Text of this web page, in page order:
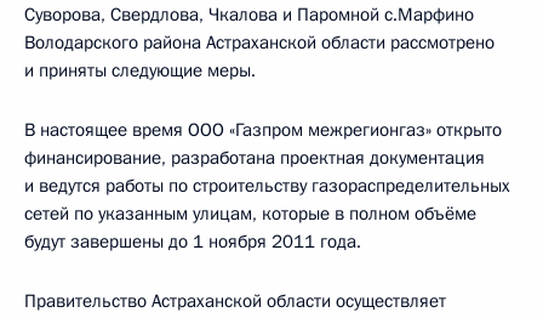
Суворова, Свердлова, Чкалова и Паромной с.Марфино
Володарского района Астраханской области рассмотрено
и приняты следующие меры.
В настоящее время ООО «Газпром межрегионгаз» открыто
финансирование, разработана проектная документация
и ведутся работы по строительству газораспределительных
сетей по указанным улицам, которые в полном объёме
будут завершены до 1 ноября 2011 года.
Правительство Астраханской области осуществляет